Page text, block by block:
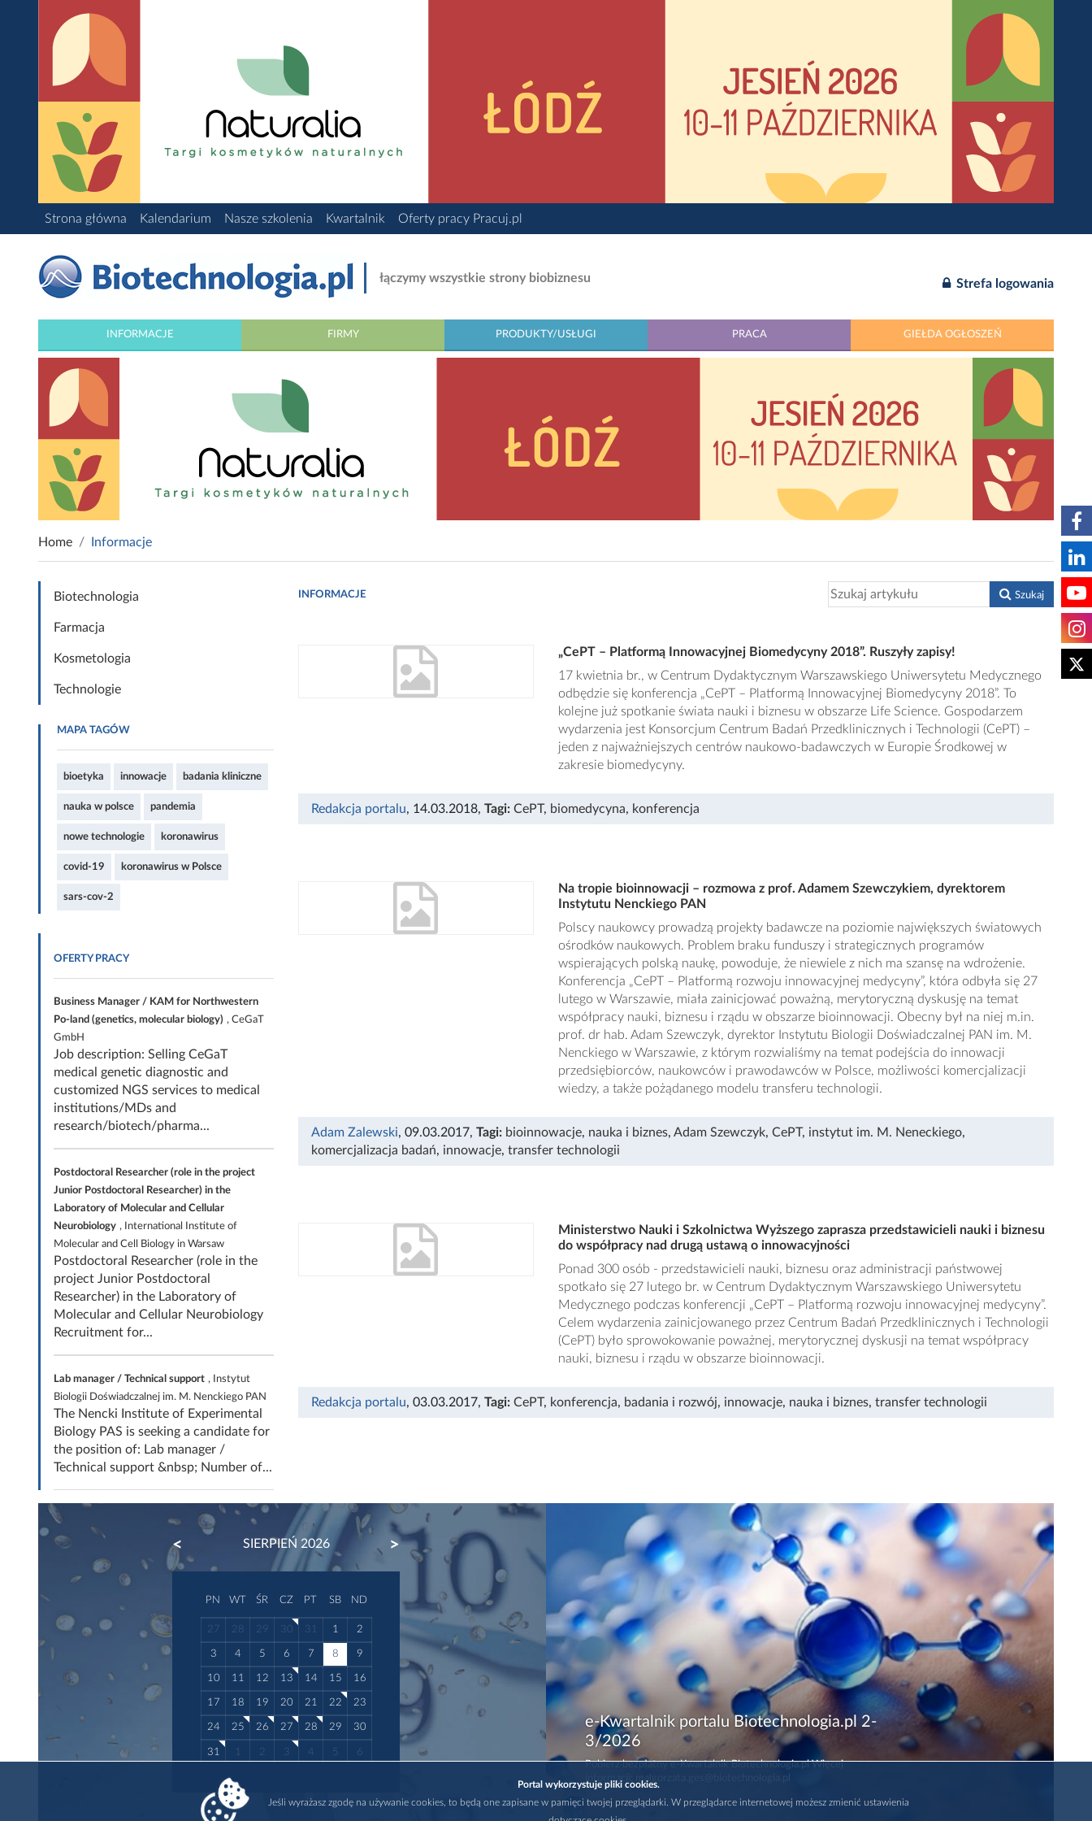
Strona główna Kalendarium Nasze szkolenia Kwartalnik Oferty pracy Pracuj.pl
łączymy wszystkie strony biobiznesu Strefa logowania
INFORMACJE FIRMY PRODUKTY/USŁUGI PRACA GIEŁDA OGŁOSZEŃ
Home Informacje
Biotechnologia
Farmacja
Kosmetologia
Technologie
MAPA TAGÓW
bioetyka innowacje badania kliniczne
nauka w polsce pandemia
nowe technologie koronawirus
covid-19 koronawirus w Polsce
sars-cov-2
OFERTY PRACY
Business Manager / KAM for Northwestern
Po-land (genetics, molecular biology) , CeGaT
GmbH
Job description: Selling CeGaT
medical genetic diagnostic and
customized NGS services to medical
institutions/MDs and
research/biotech/pharma...
Postdoctoral Researcher (role in the project
Junior Postdoctoral Researcher) in the
Laboratory of Molecular and Cellular
Neurobiology , International Institute of
Molecular and Cell Biology in Warsaw
Postdoctoral Researcher (role in the
project Junior Postdoctoral
Researcher) in the Laboratory of
Molecular and Cellular Neurobiology
Recruitment for...
Lab manager / Technical support , Instytut
Biologii Doświadczalnej im. M. Nenckiego PAN
The Nencki Institute of Experimental
Biology PAS is seeking a candidate for
the position of: Lab manager /
Technical support &nbsp; Number of...
INFORMACJE Szukaj
„CePT – Platformą Innowacyjnej Biomedycyny 2018”. Ruszyły zapisy!
17 kwietnia br., w Centrum Dydaktycznym Warszawskiego Uniwersytetu Medycznego
odbędzie się konferencja „CePT – Platformą Innowacyjnej Biomedycyny 2018”. To
kolejne już spotkanie świata nauki i biznesu w obszarze Life Science. Gospodarzem
wydarzenia jest Konsorcjum Centrum Badań Przedklinicznych i Technologii (CePT) –
jeden z najważniejszych centrów naukowo-badawczych w Europie Środkowej w
zakresie biomedycyny.
Redakcja portalu, 14.03.2018, Tagi: CePT, biomedycyna, konferencja
Na tropie bioinnowacji – rozmowa z prof. Adamem Szewczykiem, dyrektorem
Instytutu Nenckiego PAN
Polscy naukowcy prowadzą projekty badawcze na poziomie największych światowych
ośrodków naukowych. Problem braku funduszy i strategicznych programów
wspierających polską naukę, powoduje, że niewiele z nich ma szansę na wdrożenie.
Konferencja „CePT – Platformą rozwoju innowacyjnej medycyny”, która odbyła się 27
lutego w Warszawie, miała zainicjować poważną, merytoryczną dyskusję na temat
współpracy nauki, biznesu i rządu w obszarze bioinnowacji. Obecny był na niej m.in.
prof. dr hab. Adam Szewczyk, dyrektor Instytutu Biologii Doświadczalnej PAN im. M.
Nenckiego w Warszawie, z którym rozwialiśmy na temat podejścia do innowacji
przedsiębiorców, naukowców i prawodawców w Polsce, możliwości komercjalizacji
wiedzy, a także pożądanego modelu transferu technologii.
Adam Zalewski, 09.03.2017, Tagi: bioinnowacje, nauka i biznes, Adam Szewczyk, CePT, instytut im. M. Neneckiego,
komercjalizacja badań, innowacje, transfer technologii
Ministerstwo Nauki i Szkolnictwa Wyższego zaprasza przedstawicieli nauki i biznesu
do współpracy nad drugą ustawą o innowacyjności
Ponad 300 osób - przedstawicieli nauki, biznesu oraz administracji państwowej
spotkało się 27 lutego br. w Centrum Dydaktycznym Warszawskiego Uniwersytetu
Medycznego podczas konferencji „CePT – Platformą rozwoju innowacyjnej medycyny”.
Celem wydarzenia zainicjowanego przez Centrum Badań Przedklinicznych i Technologii
(CePT) było sprowokowanie poważnej, merytorycznej dyskusji na temat współpracy
nauki, biznesu i rządu w obszarze bioinnowacji.
Redakcja portalu, 03.03.2017, Tagi: CePT, konferencja, badania i rozwój, innowacje, nauka i biznes, transfer technologii
SIERPIEŃ 2026
PREVIOUS NEXT
PN WT ŚR CZ PT SB ND
27 28 29 30 31 1 2
3 4 5 6 7 8 9
10 11 12 13 14 15 16
17 18 19 20 21 22 23
24 25 26 27 28 29 30
31 1 2 3 4 5 6
e-Kwartalnik portalu Biotechnologia.pl 2-
3/2026
Pobierz bezpłatny e-Kwartalnik Biotechnologia.pl Więcej
informacji: malgorzata.ges@biotechnologia.pl
Portal wykorzystuje pliki cookies.
Jeśli wyrażasz zgodę na używanie cookies, to będą one zapisane w pamięci twojej przeglądarki. W przeglądarce internetowej możesz zmienić ustawienia